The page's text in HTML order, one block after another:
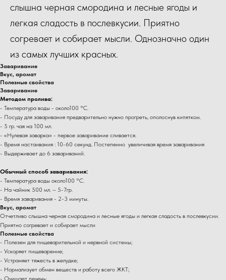
слышна черная смородина и лесные ягоды и
легкая сладость в послевкусии. Приятно
согревает и собирает мысли. Однозначно один
из самых лучших красных.
Заваривание
Вкус, аромат
Полезные свойства
Заваривание
Методом пролива:
- Температура воды - около100 °C.
- Посуду для заваривания предварительно нужно прогреть, ополоснув кипятком.
- 5 гр. чая на 100 мл.
- «Нулевая заварка» - первое заваривание сливается.
- Время настаивания : 10-60 секунд. Постепенно увеличивая время заваривания
- Выдерживает до 6 завариваний.
Обычный способ заваривания:
- Температура воды около100 °C.
- На чайник 500 мл. – 5-7гр.
- Время заваривания - 2-3 минуты.
Вкус, аромат
Отчетливо слышна черная смородина и лесные ягоды и легкая сладость в послевкусии.
Приятно согревает и собирает мысли
Полезные свойства
- Полезен для пищеварительной и нервной системы;
- Ускоряет пищеварение;
- Устраняет тяжесть в желудке;
- Нормализует обмен веществ и работу всего ЖКТ;
- Очищает печень;